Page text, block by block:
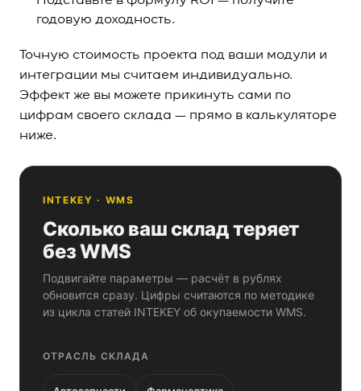
годовую доходность.
Точную стоимость проекта под ваши модули и
интеграции мы считаем индивидуально.
Эффект же вы можете прикинуть сами по
цифрам своего склада — прямо в калькуляторе
ниже.
INTEKEY · WMS
Сколько ваш склад теряет
без WMS
Подвигайте параметры — расчёт в рублях
обновится сразу. Цифры считаются по методике
из цикла статей INTEKEY об окупаемости WMS.
ОТРАСЛЬ СКЛАДА